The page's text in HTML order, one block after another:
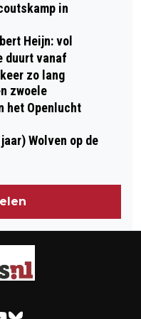
in
Heijn: vol
duurt vanaf
zo lang
zwoele
het Openlucht
Wolven op de